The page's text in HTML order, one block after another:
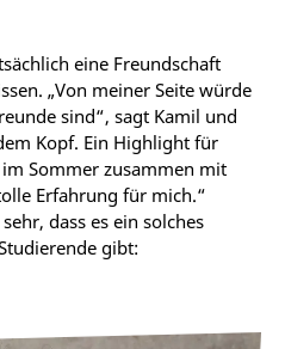
eine Freundschaft
„Von meiner Seite würde
sind“, sagt Kamil und
Kopf. Ein Highlight für
Sommer zusammen mit
Erfahrung für mich.“
dass es ein solches
gibt: